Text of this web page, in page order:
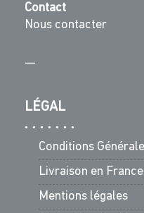
Contact
Nous contacter
—
LÉGAL
Conditions
Livraison en
Mentions légales